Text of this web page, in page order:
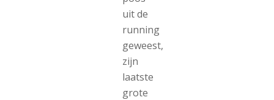
uit de
running
geweest,
zijn
laatste
grote